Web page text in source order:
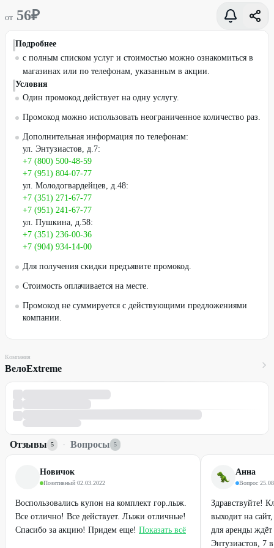
от 56₽
Подробнее
с полным списком услуг и стоимостью можно ознакомиться в
магазинах или по телефонам, указанным в акции.
Условия
Один промокод действует на одну услугу.
Промокод можно использовать неограниченное количество раз.
Дополнительная информация по телефонам:
ул. Энтузиастов, д.7:
+7 (800) 500-48-59
+7 (951) 804-07-77
ул. Молодогвардейцев, д.48:
+7 (351) 271-67-77
+7 (951) 241-67-77
ул. Пушкина, д.58:
+7 (351) 236-00-36
+7 (904) 934-14-00
Для получения скидки предъявите промокод.
Стоимость оплачивается на месте.
Промокод не суммируется с действующими предложениями
компании.
Компания
ВелоExtreme
Отзывы 5 · Вопросы 5
Новичок
Позитивный·02.03.2022
Воспользовались купон на комплект гор.лыж.
Все отлично! Все действует. Лыжи отличные!
Спасибо за акцию! Придем еще! Показать всё
Анна
Вопрос·
Здравствуйте!
выходит на
для аренды
Энтузиастов, 7